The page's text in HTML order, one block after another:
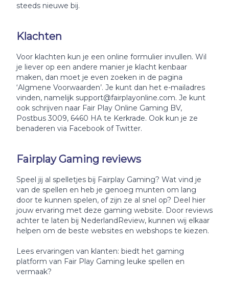
steeds nieuwe bij.
Klachten
Voor klachten kun je een online formulier invullen. Wil
je liever op een andere manier je klacht kenbaar
maken, dan moet je even zoeken in de pagina
‘Algmene Voorwaarden’. Je kunt dan het e-mailadres
vinden, namelijk support@fairplayonline.com. Je kunt
ook schrijven naar Fair Play Online Gaming BV,
Postbus 3009, 6460 HA te Kerkrade. Ook kun je ze
benaderen via Facebook of Twitter.
Fairplay Gaming reviews
Speel jij al spelletjes bij Fairplay Gaming? Wat vind je
van de spellen en heb je genoeg munten om lang
door te kunnen spelen, of zijn ze al snel op? Deel hier
jouw ervaring met deze gaming website. Door reviews
achter te laten bij NederlandReview, kunnen wij elkaar
helpen om de beste websites en webshops te kiezen.
Lees ervaringen van klanten: biedt het gaming
platform van Fair Play Gaming leuke spellen en
vermaak?